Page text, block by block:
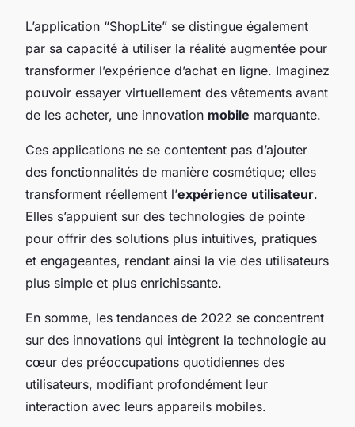
L’application “ShopLite” se distingue également
par sa capacité à utiliser la réalité augmentée pour
transformer l’expérience d’achat en ligne. Imaginez
pouvoir essayer virtuellement des vêtements avant
de les acheter, une innovation mobile marquante.
Ces applications ne se contentent pas d’ajouter
des fonctionnalités de manière cosmétique; elles
transforment réellement l’expérience utilisateur.
Elles s’appuient sur des technologies de pointe
pour offrir des solutions plus intuitives, pratiques
et engageantes, rendant ainsi la vie des utilisateurs
plus simple et plus enrichissante.
En somme, les tendances de 2022 se concentrent
sur des innovations qui intègrent la technologie au
cœur des préoccupations quotidiennes des
utilisateurs, modifiant profondément leur
interaction avec leurs appareils mobiles.